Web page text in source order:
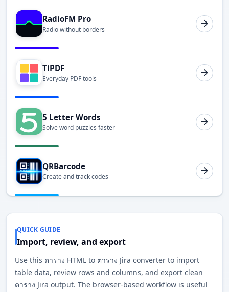
RadioFM Pro
Radio without borders
TiPDF
Everyday PDF tools
5 Letter Words
Solve word puzzles faster
QRBarcode
Create and track codes
QUICK GUIDE
Import, review, and export
Use this ตาราง HTML to ตาราง Jira converter to import
table data, review rows and columns, and export clean
ตาราง Jira output. The browser-based workflow is useful